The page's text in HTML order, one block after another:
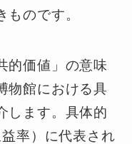
ものです。
的価値」の意味
物館における具
します。具体的
率）に代表され